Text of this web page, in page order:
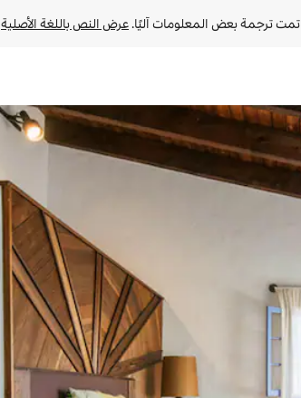
تمت ترجمة بعض المعلومات آليًا. عرض النص باللغة الأصلية